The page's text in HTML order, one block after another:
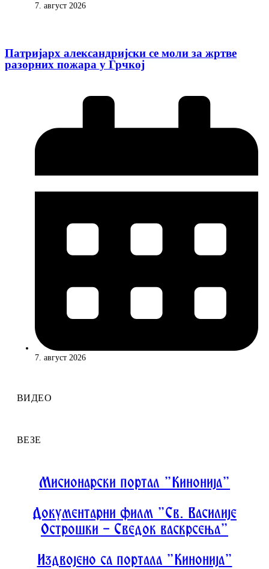
7. август 2026
Патријарх александријски се моли за жртве
разорних пожара у Грчкој
7. август 2026
ВИДЕО
ВЕЗЕ
Мисионарски портал "Кинонија"
Документарни филм "Св. Василије
Острошки - Сведок васкрсења"
Издвојено са портала "Кинонија"